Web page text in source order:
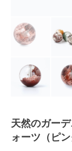
天然のガー
ォーツ（ピ